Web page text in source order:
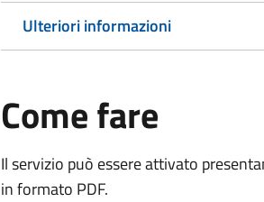
Ulteriori informazioni
Come fare
Il servizio può essere attivato
in formato PDF.